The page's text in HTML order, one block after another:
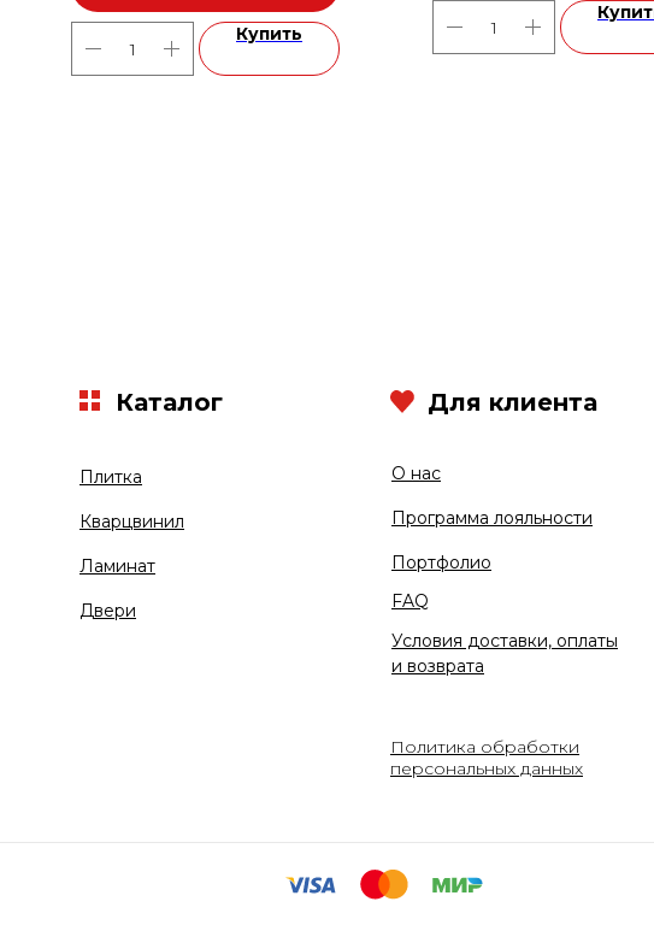
Купить
Политика обработки
персональных данных
Плитка
Кварцвинил
О нас
Ламинат
Программа лояльности
Двери
Портфолио
Условия доставки, оплаты
и возврата
FAQ
Каталог Для клиента